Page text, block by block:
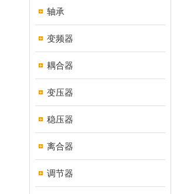
轴承
变频器
耦合器
变压器
稳压器
离合器
调节器